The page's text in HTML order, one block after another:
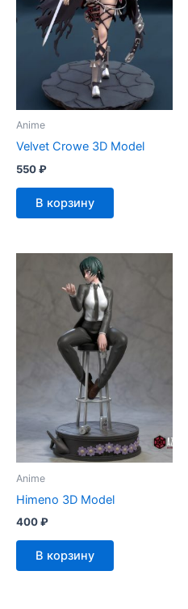
Anime
Velvet Crowe 3D Model
550₽
В корзину
Anime
Himeno 3D Model
400₽
В корзину